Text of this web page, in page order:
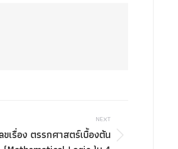
NEXT
ขเรื่อง ตรรกศาสตร์เบื้องต้น